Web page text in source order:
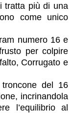
tratta più di una
come unico
numero 16 e
per colpire
Corrugato e
troncone del 16
incrinandola
l’equilibrio al